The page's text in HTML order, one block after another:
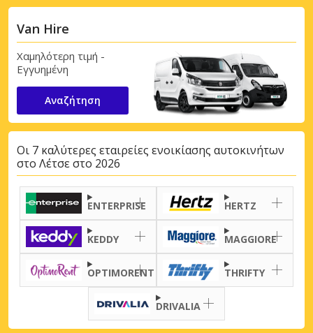
Van Hire
Χαμηλότερη τιμή -
Εγγυημένη
Αναζήτηση
Οι 7 καλύτερες εταιρείες ενοικίασης αυτοκινήτων
στο Λέτσε στο 2026
ENTERPRISE HERTZ
KEDDY MAGGIORE
OPTIMORENT THRIFTY
DRIVALIA